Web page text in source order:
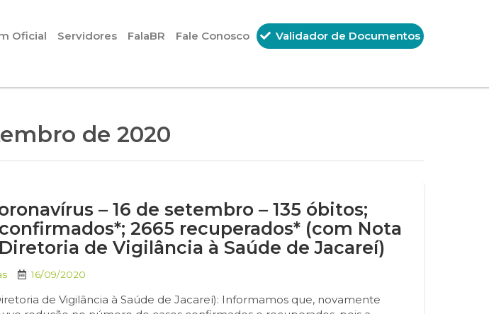
Oficial Servidores FalaBR Fale Conosco Validador de Documentos
de 2020
– 16 de setembro – 135 óbitos;
2665 recuperados* (com Nota
de Vigilância à Saúde de Jacareí)
16/09/2020
de Vigilância à Saúde de Jacareí): Informamos que, novamente